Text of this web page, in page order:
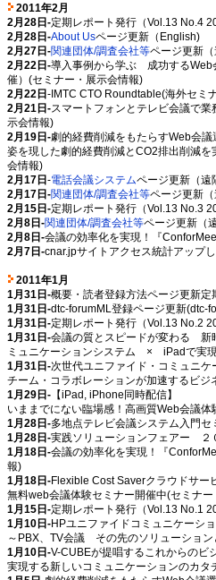
2011年2月
2月28日-定期レポート発行（Vol.13 No.4
2月28日-About Usページ更新（English)
2月27日-関連団体/調査会社等ページ更新（
2月22日-導入事例から学ぶ 成功するWeb
催）(セミナー・展示会情報)
2月22日 -IMTC CTO Roundtable(海外セミ
2月21日-スマートフォンとテレビ会議で
示会情報)
2月19日-劇的経費削減をもたらすWeb会議
姿を現した劇的経費削減とCO2排出削減
会情報)
2月17日 -電話会議システムページ更新（遠
2月17日-関連団体/調査会社等ページ更新（
2月15日-定期レポート発行（Vol.13 No.3
2月8日-関連団体/調査会社等ページ更新（
2月8日-会議の効率化を実現！『
2月7日-cnar.jpサイトアクセス統計アップ
2011年1月
1月31日-概要・読者登録方法ページ更新定
1月31日-dtc-forumML登録ページ更新(dtc-
1月31日-定期レポート発行（Vol.13 No.2
1月31日-会議の質とスピードが変わる 新
ミュニケーションシステム × iPadで実
1月31日-次世代ユニファイド・コミュニケ
チーム・コラボレーションが加速するビジ
1月29日-【iPad, iPhone同時配信】
いままでにない臨場感！高画質Web会議
1月28日-多地点テレビ会議システム入門
1月28日-実践ソリューションフェアー ２
1月18日-会議の効率化を実現！『
報)
1月18日-Flexible Cost Saverクラウドサー
無料web会議体験セミナー開催中(セミナ
1月15日-定期レポート発行（Vol.13 No.1
1月10日-HPユニファイドコミュニケーシ
～PBX、TV会議 その先のソリューショ
1月10日-V-CUBEが提唱するこれからのビ
実現する新しいコミュニケーションのカタ